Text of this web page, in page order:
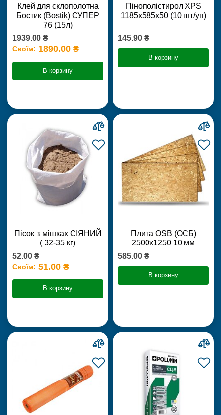
Клей для склополотна
Бостик (Bostik) СУПЕР
76 (15л)
1939.00 ₴
Своїм: 1890.00 ₴
В корзину
Пінополістирол XPS
1185х585х50 (10 шт/уп)
145.90 ₴
В корзину
Пісок в мішках СІЯНИЙ
( 32-35 кг)
52.00 ₴
Своїм: 51.00 ₴
В корзину
Плита OSB (ОСБ)
2500х1250 10 мм
585.00 ₴
В корзину